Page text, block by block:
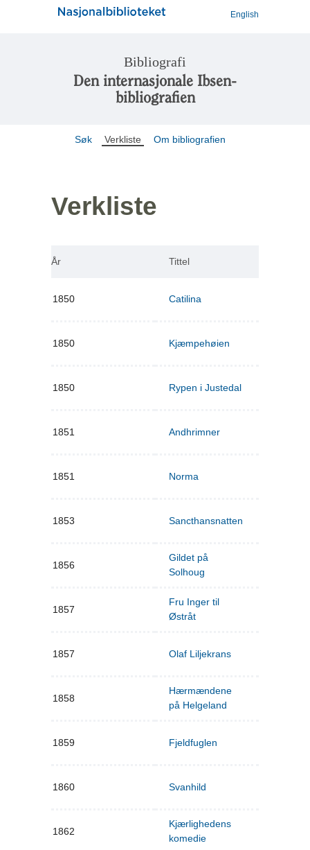
English
Bibliografi
Den internasjonale Ibsen-
bibliografien
Søk Verkliste Om bibliografien
Verkliste
År Tittel
1850 Catilina
1850 Kjæmpehøien
1850 Rypen i Justedal
1851 Andhrimner
1851 Norma
1853 Sancthansnatten
1856
Gildet på
Solhoug
1857
Fru Inger til
Østråt
1857 Olaf Liljekrans
1858
Hærmændene
på Helgeland
1859 Fjeldfuglen
1860 Svanhild
1862
Kjærlighedens
komedie